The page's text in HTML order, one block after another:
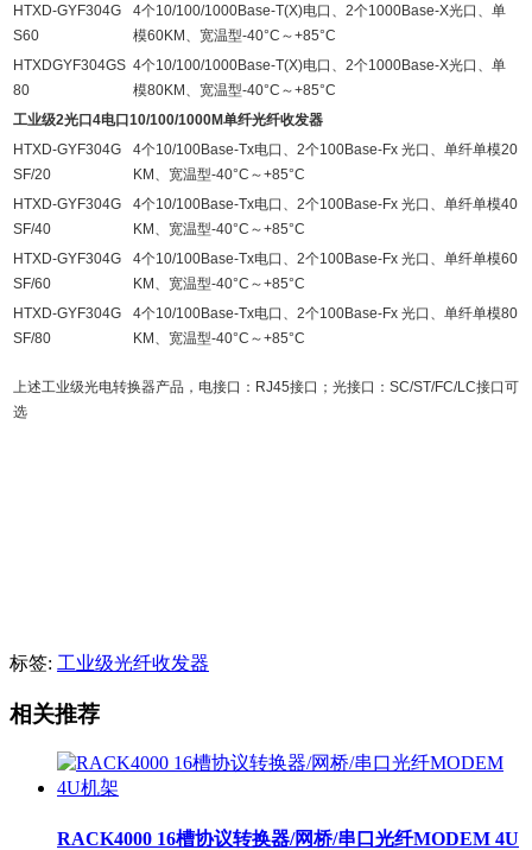
HTXD-GYF304G
S60
4个10/100/1000Base-T(X)电口、2个1000Base-X光口、单
模60KM、宽温型-40°C～+85°C
HTXDGYF304GS
80
4个10/100/1000Base-T(X)电口、2个1000Base-X光口、单
模80KM、宽温型-40°C～+85°C
工业级2光口4电口10/100/1000M单纤光纤收发器
HTXD-GYF304G
SF/20
4个10/100Base-Tx电口、2个100Base-Fx 光口、单纤单模20
KM、宽温型-40°C～+85°C
HTXD-GYF304G
SF/40
4个10/100Base-Tx电口、2个100Base-Fx 光口、单纤单模40
KM、宽温型-40°C～+85°C
HTXD-GYF304G
SF/60
4个10/100Base-Tx电口、2个100Base-Fx 光口、单纤单模60
KM、宽温型-40°C～+85°C
HTXD-GYF304G
SF/80
4个10/100Base-Tx电口、2个100Base-Fx 光口、单纤单模80
KM、宽温型-40°C～+85°C
上述工业级光电转换器产品，电接口：RJ45接口；光接口：SC/ST/FC/LC接口可
选
标签: 工业级光纤收发器
相关推荐
RACK4000 16槽协议转换器/网桥/串口光纤MODEM 4U